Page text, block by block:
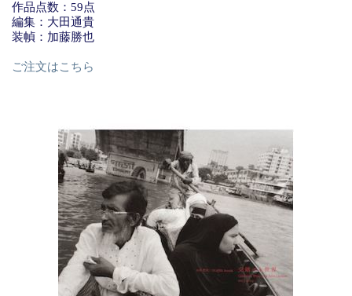
作品点数：59点
編集：大田通貴
装幀：加藤勝也
ご注文はこちら